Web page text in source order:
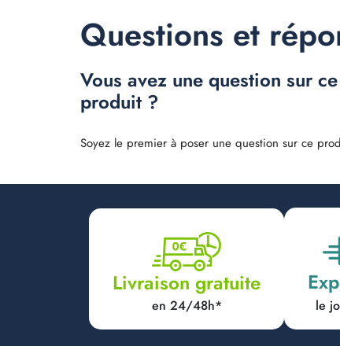
Questions et
Vous avez une question sur ce
produit ?
Soyez le premier à poser une question sur ce
Livraison gratuite
en 24/48h* le